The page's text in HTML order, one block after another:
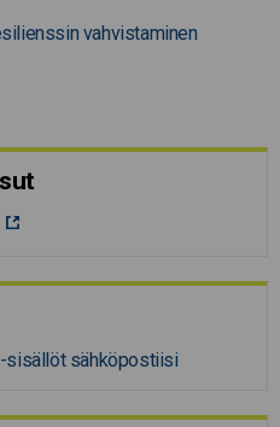
vahvistaminen
sisällöt sähköpostiisi